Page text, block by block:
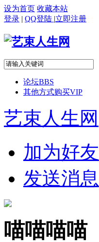
设为首页 收藏本站
登录 | QQ登陆 |立即注册
论坛BBS
其他方式购买VIP
艺束人生网
加为好友
发送消息
喵喵喵喵